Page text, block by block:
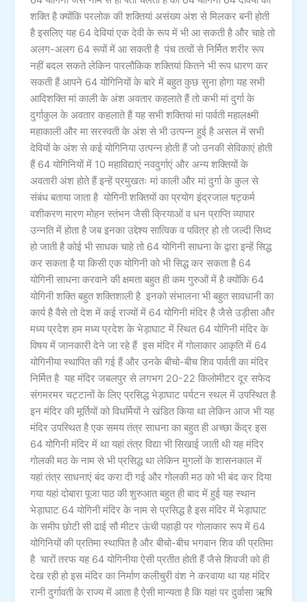
शक्ति है क्योंकि परलोक की शक्तियां असंख्य अंश से मिलकर बनी होती
है इसलिए यह 64 देवियां एक देवी के रूप में भी आ सकती है और चाहे तो
अलग-अलग 64 रूपों में आ सकती है पंच तत्वों से निर्मित शरीर रूप
नहीं बदल सकते लेकिन पारलौकिक शक्तियां कितने भी रूप धारण कर
सकती हैं आपने 64 योगिनियों के बारे में बहुत कुछ सुना होगा यह सभी
आदिशक्ति मां काली के अंश अवतार कहलाते हैं तो कभी मां दुर्गा के
दुर्गाकुल के अवतार कहलाते हैं यह सभी शक्तियां मां पार्वती महालक्ष्मी
महाकाली और मा सरस्वती के अंश से भी उत्पन्न हुई है असल में सभी
देवियों के अंश से कई योगिनिया उत्पन्न होती हैं जो उनकी सेविकाएं होती
हैं 64 योगिनियों में 10 महाविद्याएं नवदुर्गाएं और अन्य शक्तियों के
अवतारी अंश होते हैं इन्हें प्रमुखतः मां काली और मां दुर्गा के कुल से
संबंध बताया जाता है योगिनी शक्तियों का प्रयोग इंद्रजाल षट्कर्म
वशीकरण मारण मोहन स्तंभन जैसी क्रियाओं व धन प्राप्ति व्यापार
उन्नति में होता है जब इनका उद्देश्य सात्विक व पवित्र हो तो जल्दी सिध्द
हो जाती है कोई भी साधक चाहे तो 64 योगिनी साधना के द्वारा इन्हें सिद्ध
कर सकता है या किसी एक योगिनी को भी सिद्ध कर सकता है 64
योगिनी साधना करवाने की क्षमता बहुत ही कम गुरुओं में है क्योंकि 64
योगिनी शक्ति बहुत शक्तिशाली है इनको संभालना भी बहुत सावधानी का
कार्य है वैसे तो देश में कई राज्यों में 64 योगिनी मंदिर है जैसे उड़ीसा और
मध्य प्रदेश हम मध्य प्रदेश के भेड़ाघाट में स्थित 64 योगिनी मंदिर के
विषय में जानकारी देने जा रहे हैं इस मंदिर में गोलाकार आकृति में 64
योगिनीया स्थापित की गई हैं और उनके बीचो-बीच शिव पार्वती का मंदिर
निर्मित है यह मंदिर जबलपुर से लगभग 20-22 किलोमीटर दूर सफेद
संगमरमर चट्टानों के लिए प्रसिद्ध भेड़ाघाट पर्यटन स्थल में उपस्थित है
इन मंदिर की मूर्तियों को विधर्मियों ने खंडित किया था लेकिन आज भी यह
मंदिर उपस्थित है एक समय तंत्र साधना का बहुत ही अच्छा केंद्र इस
64 योगिनी मंदिर में था यहां तंत्र विद्या भी सिखाई जाती थी यह मंदिर
गोलकी मठ के नाम से भी प्रसिद्ध था लेकिन मुगलों के शासनकाल में
यहां तंत्र साधनाएं बंद करा दी गई और गोलकी मठ को भी बंद कर दिया
गया यहां दोबारा पूजा पाठ की शुरुआत बहुत ही बाद में हुई यह स्थान
भेड़ाघाट 64 योगिनी मंदिर के नाम से प्रसिद्ध है इस मंदिर में भेड़ाघाट
के समीप छोटी सी ढाई सौ मीटर ऊंची पहाड़ी पर गोलाकार रूप में 64
योगिनियों की प्रतिमा स्थापित है और बीचो-बीच भगवान शिव की प्रतिमा
है चारों तरफ यह 64 योगिनीया ऐसी प्रतीत होती हैं जैसे शिवजी को ही
देख रही हो इस मंदिर का निर्माण कलीचुरी वंश ने करवाया था यह मंदिर
रानी दुर्गावती के राज्य में आता है ऐसी मान्यता है कि यहां पर दुर्वासा ऋषि